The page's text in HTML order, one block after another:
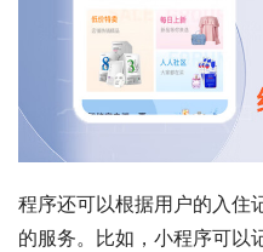
程序还可以根据用户的入住
的服务。比如，小程序可以